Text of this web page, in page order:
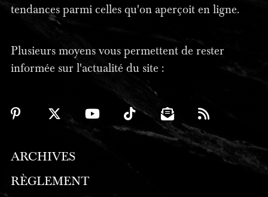
tendances parmi celles qu'on aperçoit en ligne.
Plusieurs moyens vous permettent de rester
informée sur l'actualité du site :
ARCHIVES
RÈGLEMENT